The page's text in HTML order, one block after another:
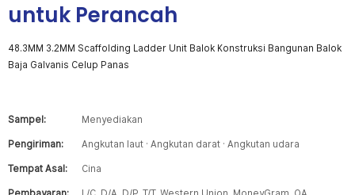
untuk Perancah
48.3MM 3.2MM Scaffolding Ladder Unit Balok Konstruksi Bangunan Balok
Baja Galvanis Celup Panas
Sampel: Menyediakan
Pengiriman: Angkutan laut · Angkutan darat · Angkutan udara
Tempat Asal: Cina